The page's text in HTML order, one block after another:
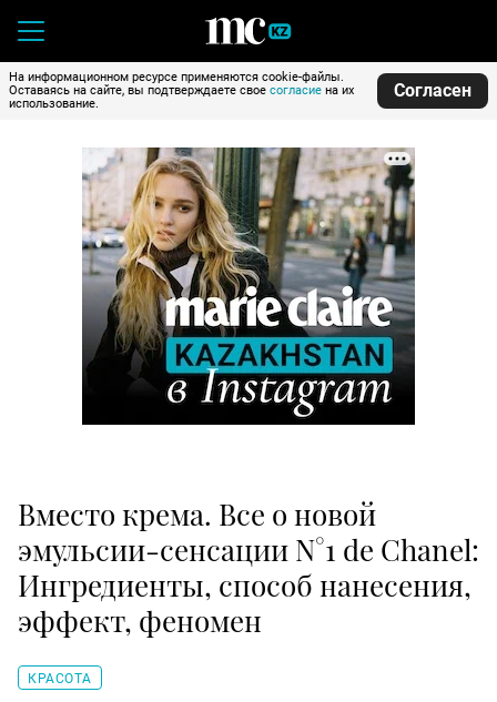
На информационном ресурсе применяются cookie-файлы.
Оставаясь на сайте, вы подтверждаете свое согласие на их
использование.
Согласен
Вместо крема. Все о новой
эмульсии-сенсации N°1 de Chanel:
Ингредиенты, способ нанесения,
эффект, феномен
КРАСОТА